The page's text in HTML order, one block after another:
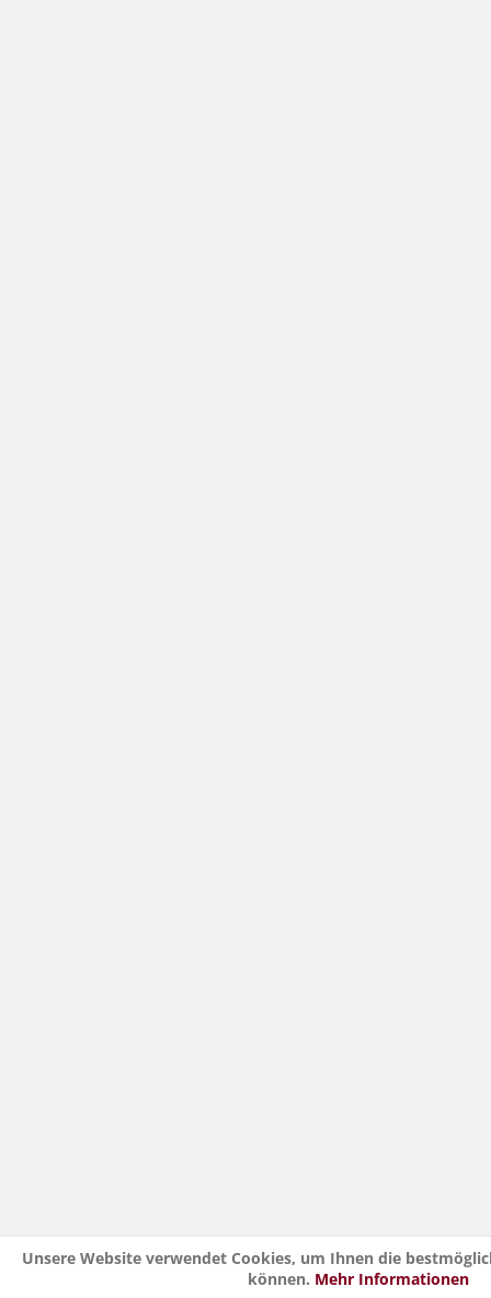
Unsere Website verwendet Cookies, um Ihnen die
können. Mehr Informationen